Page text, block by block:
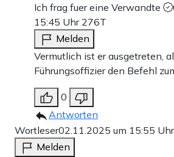
Ich frag fuer eine Verwandte
15:45 Uhr 276T
Melden
Vermutlich ist er ausgetreten,
Führungsoffizier den Befehl
0
Antworten
Wortleser02.11.2025 um 15:55 Uhr
Melden